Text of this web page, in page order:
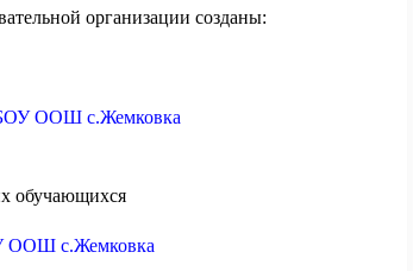
организации созданы:
ООШ с.Жемковка
обучающихся
ООШ с.Жемковка